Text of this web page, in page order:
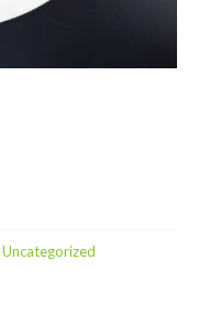
Uncategorized